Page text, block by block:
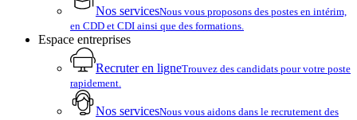
Nos servicesNous vous proposons des postes en intérim,
en CDD et CDI ainsi que des formations.
Espace entreprises
Recruter en ligneTrouvez des candidats pour votre poste
rapidement.
Nos servicesNous vous aidons dans le recrutement des